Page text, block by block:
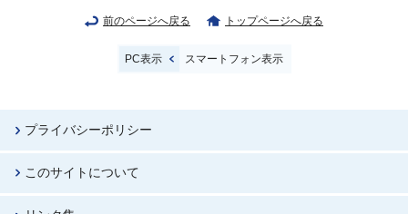
前のページへ戻る トップページへ戻る
PC表示 スマートフォン表示
プライバシーポリシー
このサイトについて